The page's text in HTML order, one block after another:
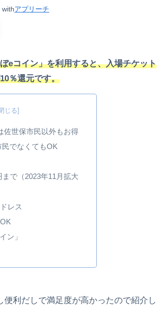
withアプリーチ
eコイン」を利用すると、入場チケット
％還元です。
佐世保市民以外もお得
でなくてもOK
で（2023年11月拡大
レス
ン」
利だしで満足度が高かったので紹介し